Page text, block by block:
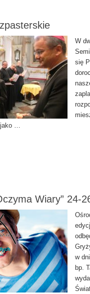
W
się
jako …
Wiary” 24-
w
bp.